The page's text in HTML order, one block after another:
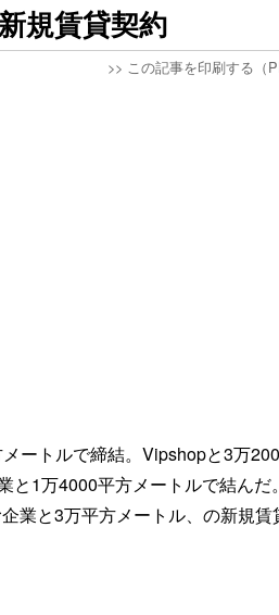
規賃貸契約
>> この記事を印刷する（
ートルで締結。Vipshopと3万
と1万4000平方メートルで結んだ
業と3万平方メートル、の新規賃